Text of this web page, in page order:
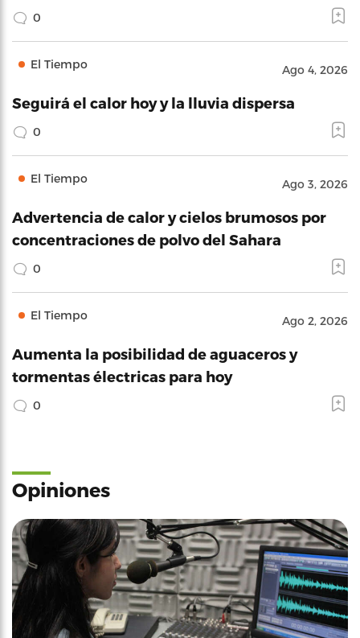
0
El Tiempo Ago 4, 2026
Seguirá el calor hoy y la lluvia dispersa
0
El Tiempo Ago 3, 2026
Advertencia de calor y cielos brumosos por
concentraciones de polvo del Sahara
0
El Tiempo Ago 2, 2026
Aumenta la posibilidad de aguaceros y
tormentas électricas para hoy
0
Opiniones